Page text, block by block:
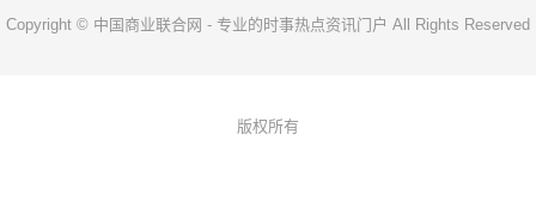
Copyright © 中国商业联合网 - 专业的时事热点资讯门户 All Rights Reserved
版权所有